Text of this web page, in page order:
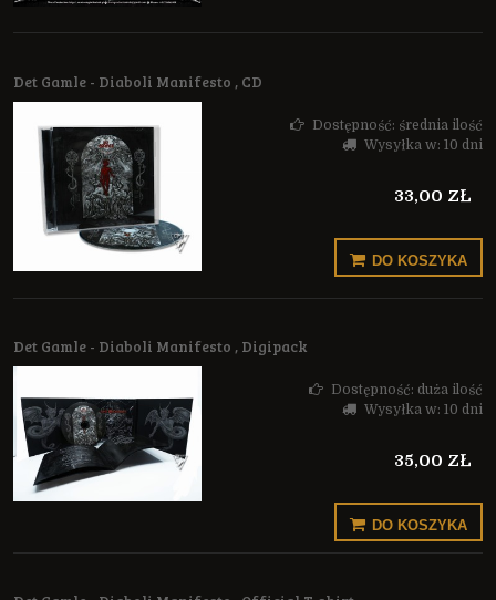
Det Gamle - Diaboli Manifesto , CD
Dostępność: średnia ilość
Wysyłka w: 10 dni
33,00 ZŁ
DO KOSZYKA
Det Gamle - Diaboli Manifesto , Digipack
Dostępność: duża ilość
Wysyłka w: 10 dni
35,00 ZŁ
DO KOSZYKA